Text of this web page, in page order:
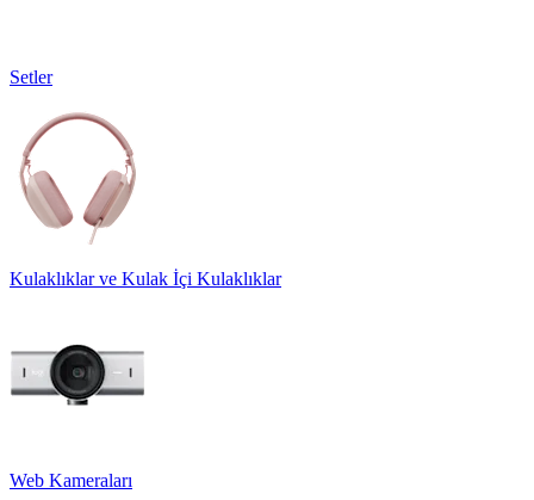
Setler
Kulaklıklar ve Kulak İçi Kulaklıklar
Web Kameraları